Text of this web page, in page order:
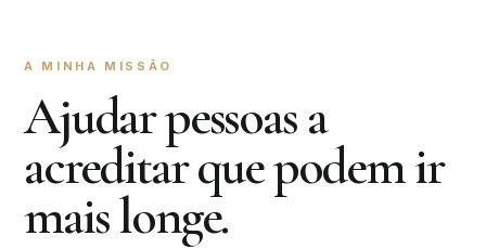
A MINHA MISSÃO
Ajudar pessoas a
acreditar que podem ir
mais longe.